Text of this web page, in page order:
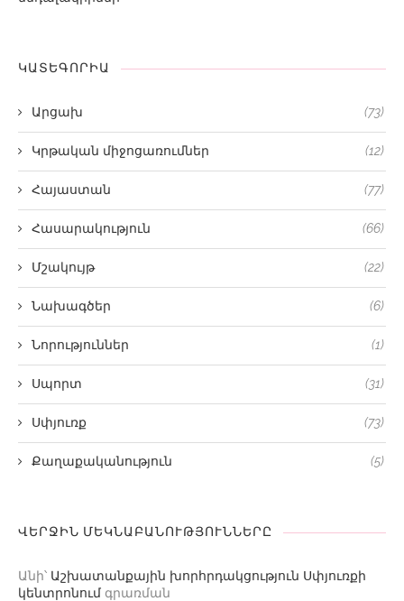
ԿԱՏԵԳՈՐԻԱ
Արցախ (73)
Կրթական միջոցառումներ (12)
Հայաստան (77)
Հասարակություն (66)
Մշակույթ (22)
Նախագծեր (6)
Նորություններ (1)
Սպորտ (31)
Սփյուռք (73)
Քաղաքականություն (5)
ՎԵՐՋԻՆ ՄԵԿՆԱԲԱՆՈՒԹՅՈՒՆՆԵՐԸ
Անի՝ Աշխատանքային խորհրդակցություն Սփյուռքի
կենտրոնում գրառման